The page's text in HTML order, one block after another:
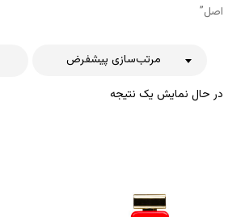
اصل”
در حال نمایش یک نتیجه
مرتب‌سازی پیشفرض